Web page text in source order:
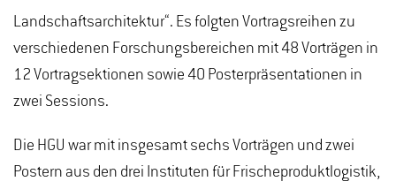
Landschaftsarchitektur“. Es folgten Vortragsreihen zu
verschiedenen Forschungsbereichen mit 48 Vorträgen in
12 Vortragsektionen sowie 40 Posterpräsentationen in
zwei Sessions.
Die HGU war mit insgesamt sechs Vorträgen und zwei
Postern aus den drei Instituten für Frischeproduktlogistik,